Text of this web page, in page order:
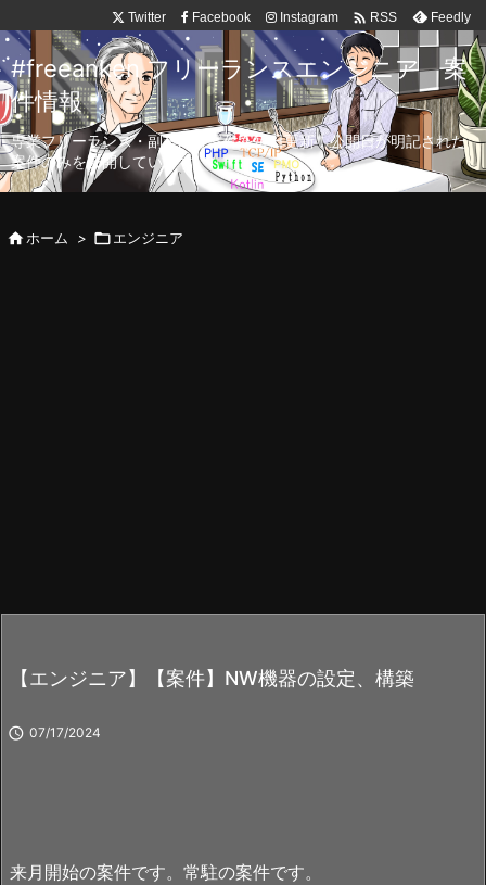
Twitter Facebook Instagram  RSS Feedly
#freeanken フリーランスエンジニア 案
件情報
専業フリーランス・副業向け案件を毎日更新！公開日が明記された
案件のみを公開しています。
ホーム > エンジニア
【エンジニア】【案件】NW機器の設定、構築
 07/17/2024
来月開始の案件です。常駐の案件です。